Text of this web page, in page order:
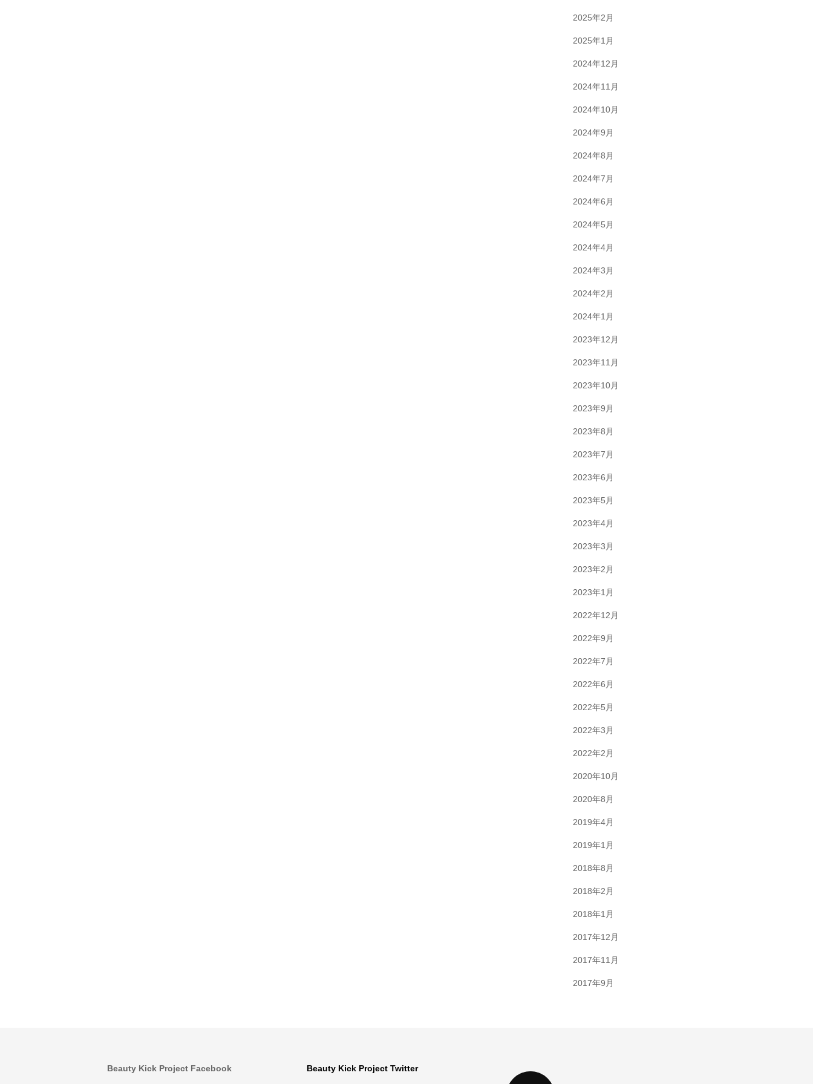
2025年2月
2025年1月
2024年12月
2024年11月
2024年10月
2024年9月
2024年8月
2024年7月
2024年6月
2024年5月
2024年4月
2024年3月
2024年2月
2024年1月
2023年12月
2023年11月
2023年10月
2023年9月
2023年8月
2023年7月
2023年6月
2023年5月
2023年4月
2023年3月
2023年2月
2023年1月
2022年12月
2022年9月
2022年7月
2022年6月
2022年5月
2022年3月
2022年2月
2020年10月
2020年8月
2019年4月
2019年1月
2018年8月
2018年2月
2018年1月
2017年12月
2017年11月
2017年9月
Beauty Kick Project Facebook Beauty Kick Project Twitter